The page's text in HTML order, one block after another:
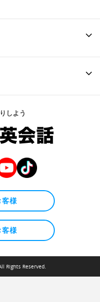
しよう
様
様
Rights Reserved.